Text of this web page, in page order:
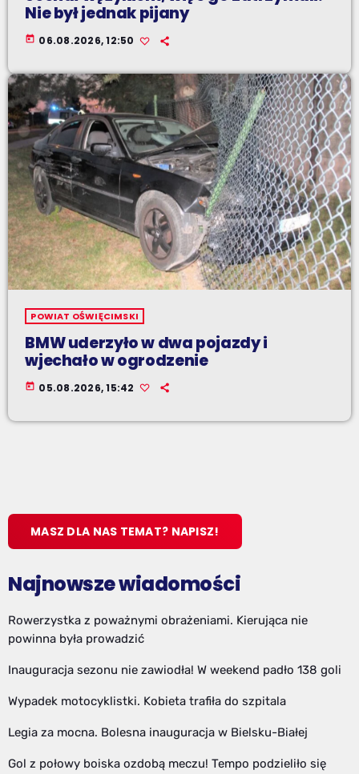
Nie był jednak pijany
today 06.08.2026, 12:50
POWIAT OŚWIĘCIMSKI
BMW uderzyło w dwa pojazdy i
wjechało w ogrodzenie
today 05.08.2026, 15:42
MASZ DLA NAS TEMAT? NAPISZ!
Najnowsze wiadomości
Rowerzystka z poważnymi obrażeniami. Kierująca nie
powinna była prowadzić
Inauguracja sezonu nie zawiodła! W weekend padło 138 goli
Wypadek motocyklistki. Kobieta trafiła do szpitala
Legia za mocna. Bolesna inauguracja w Bielsku-Białej
Gol z połowy boiska ozdobą meczu! Tempo podzieliło się